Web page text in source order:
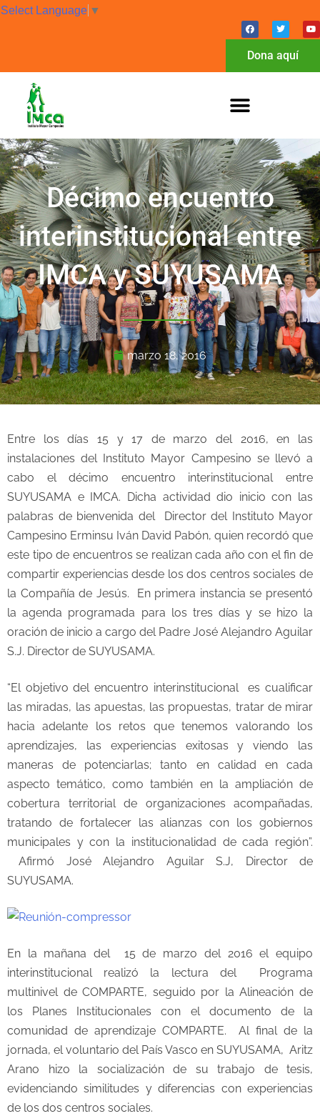
Select Language ▼
Dona aquí
Décimo encuentro
interinstitucional entre
IMCA y SUYUSAMA
marzo 18, 2016
Entre los días 15 y 17 de marzo del 2016, en las
instalaciones del Instituto Mayor Campesino se llevó a
cabo el décimo encuentro interinstitucional entre
SUYUSAMA e IMCA. Dicha actividad dio inicio con las
palabras de bienvenida del Director del Instituto Mayor
Campesino Erminsu Iván David Pabón, quien recordó que
este tipo de encuentros se realizan cada año con el fin de
compartir experiencias desde los dos centros sociales de
la Compañía de Jesús. En primera instancia se presentó
la agenda programada para los tres días y se hizo la
oración de inicio a cargo del Padre José Alejandro Aguilar
S.J. Director de SUYUSAMA.
“El objetivo del encuentro interinstitucional es cualificar
las miradas, las apuestas, las propuestas, tratar de mirar
hacia adelante los retos que tenemos valorando los
aprendizajes, las experiencias exitosas y viendo las
maneras de potenciarlas; tanto en calidad en cada
aspecto temático, como también en la ampliación de
cobertura territorial de organizaciones acompañadas,
tratando de fortalecer las alianzas con los gobiernos
municipales y con la institucionalidad de cada región”.
Afirmó José Alejandro Aguilar S.J, Director de
SUYUSAMA.
En la mañana del 15 de marzo del 2016 el equipo
interinstitucional realizó la lectura del Programa
multinivel de COMPARTE, seguido por la Alineación de
los Planes Institucionales con el documento de la
comunidad de aprendizaje COMPARTE. Al final de la
jornada, el voluntario del País Vasco en SUYUSAMA, Aritz
Arano hizo la socialización de su trabajo de tesis,
evidenciando similitudes y diferencias con experiencias
de los dos centros sociales.